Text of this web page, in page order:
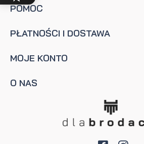
POMOC
PŁATNOŚCI I DOSTAWA
MOJE KONTO
O NAS